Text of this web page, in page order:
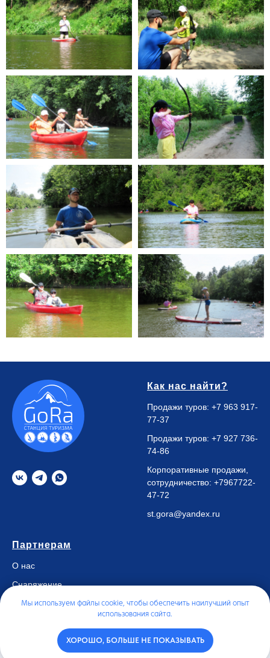
Туры Отзывы
Как нас найти?
Продажи туров: +7 963 917-
77-37
Продажи туров: +7 927 736-
74-86
Корпоративные продажи,
сотрудничество: +7967722-
47-72
st.gora@yandex.ru
Партнерам
О нас
Снаряжение
Вакансии
Мы используем файлы cookie, чтобы обеспечить наилучший опыт
использования сайта.
ХОРОШО, БОЛЬШЕ НЕ ПОКАЗЫВАТЬ